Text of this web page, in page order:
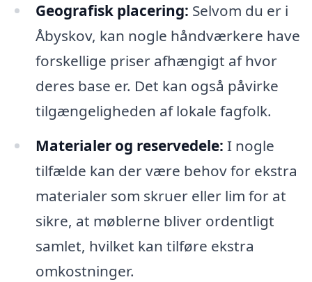
Geografisk placering: Selvom du er i
Åbyskov, kan nogle håndværkere have
forskellige priser afhængigt af hvor
deres base er. Det kan også påvirke
tilgængeligheden af lokale fagfolk.
Materialer og reservedele: I nogle
tilfælde kan der være behov for ekstra
materialer som skruer eller lim for at
sikre, at møblerne bliver ordentligt
samlet, hvilket kan tilføre ekstra
omkostninger.